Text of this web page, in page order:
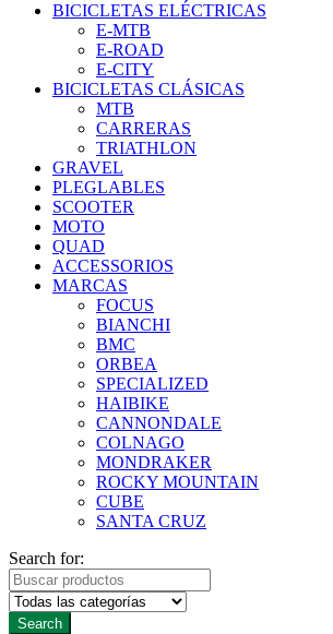
BICICLETAS ELÉCTRICAS
E-MTB
E-ROAD
E-CITY
BICICLETAS CLÁSICAS
MTB
CARRERAS
TRIATHLON
GRAVEL
PLEGLABLES
SCOOTER
MOTO
QUAD
ACCESSORIOS
MARCAS
FOCUS
BIANCHI
BMC
ORBEA
SPECIALIZED
HAIBIKE
CANNONDALE
COLNAGO
MONDRAKER
ROCKY MOUNTAIN
CUBE
SANTA CRUZ
Search for:
Search